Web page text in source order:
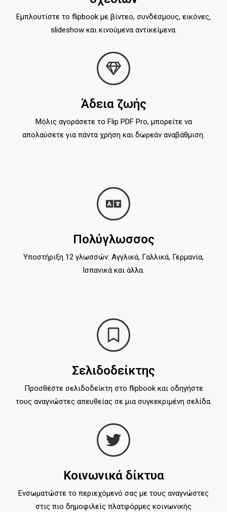
Εμπλουτίστε το flipbook με βίντεο, συνδέσμους, εικόνες,
slideshow και κινούμενα αντικείμενα.
Άδεια ζωής
Μόλις αγοράσετε το Flip PDF Pro, μπορείτε να
απολαύσετε για πάντα χρήση και δωρεάν αναβάθμιση.
Πολύγλωσσος
Υποστήριξη 12 γλωσσών: Αγγλικά, Γαλλικά, Γερμανία,
Ισπανικά και άλλα.
Σελιδοδείκτης
Προσθέστε σελιδοδείκτη στο flipbook και οδηγήστε
τους αναγνώστες απευθείας σε μια συγκεκριμένη σελίδα.
Κοινωνικά δίκτυα
Ενσωματώστε το περιεχόμενό σας με τους αναγνώστες
στις πιο δημοφιλείς πλατφόρμες κοινωνικής